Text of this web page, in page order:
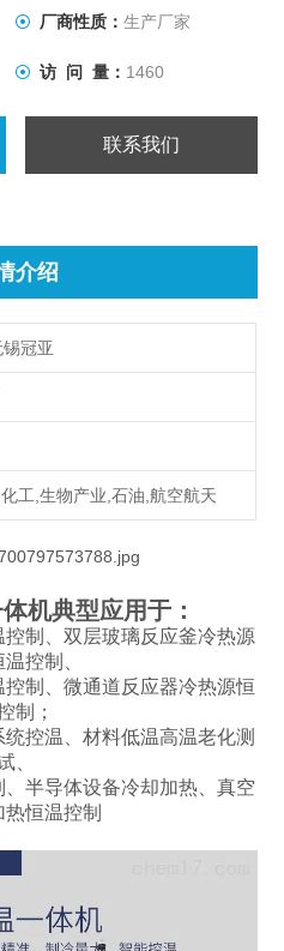
。 厂商性质： 生产厂家
访 问 量： 1460
联系我们
介绍
锡冠亚
工,生物产业,石油,航空航天
机典型应用于：
制、双层玻璃反应釜冷热源
控制、
制、微通道反应器冷热源恒
制；
控温、材料低温高温老化测
、
半导体设备冷却加热、真空
恒温控制